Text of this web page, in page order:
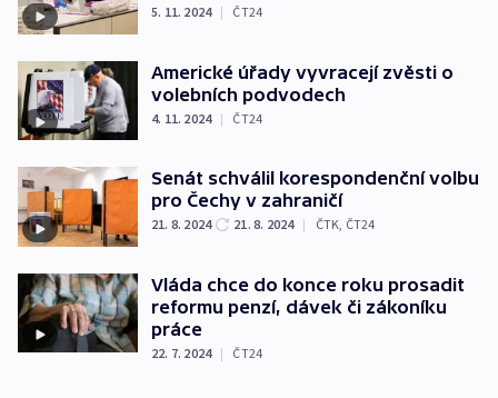
5. 11. 2024 | ČT24
Americké úřady vyvracejí zvěsti o
volebních podvodech
4. 11. 2024 | ČT24
Senát schválil korespondenční volbu
pro Čechy v zahraničí
21. 8. 2024 21. 8. 2024 | ČTK, ČT24
Vláda chce do konce roku prosadit
reformu penzí, dávek či zákoníku
práce
22. 7. 2024 | ČT24